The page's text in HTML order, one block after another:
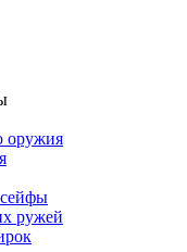
оружия
ружей